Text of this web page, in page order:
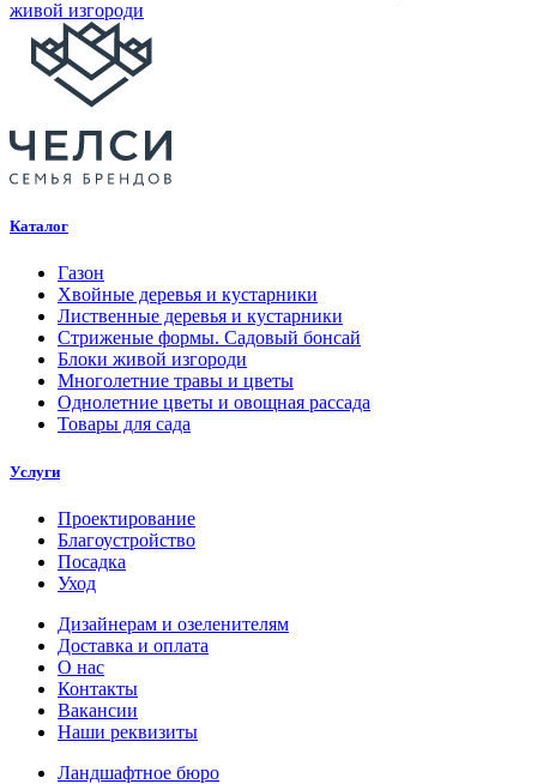
живой изгороди
Каталог
Газон
Хвойные деревья и кустарники
Лиственные деревья и кустарники
Стриженые формы. Садовый бонсай
Блоки живой изгороди
Многолетние травы и цветы
Однолетние цветы и овощная рассада
Товары для сада
Услуги
Проектирование
Благоустройство
Посадка
Уход
Дизайнерам и озеленителям
Доставка и оплата
О нас
Контакты
Вакансии
Наши реквизиты
Ландшафтное бюро